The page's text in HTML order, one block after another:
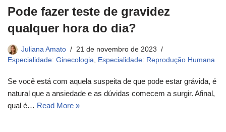
Pode fazer teste de gravidez
qualquer hora do dia?
Juliana Amato
21 de novembro de 2023
Especialidade: Ginecologia, Especialidade: Reprodução Humana
Se você está com aquela suspeita de que pode estar grávida, é
natural que a ansiedade e as dúvidas comecem a surgir. Afinal,
qual é… Read More »